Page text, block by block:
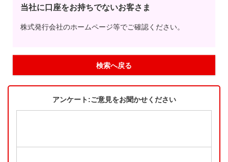
当社に口座をお持ちでないお客さま
株式発行会社のホームページ等でご確認ください。
検索へ戻る
アンケート:ご意見をお聞かせください